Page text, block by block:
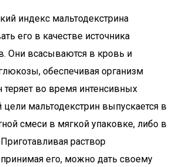
индекс мальтодекстрина
его в качестве источника
Они всасываются в кровь и
обеспечивая организм
теряет во время интенсивных
мальтодекстрин выпускается в
смеси в мягкой упаковке, либо в
раствор
его, можно дать своему